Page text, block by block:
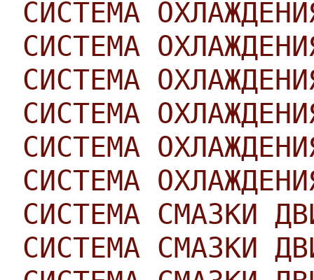
СИСТЕМА
СИСТЕМА
СИСТЕМА
СИСТЕМА
СИСТЕМА
СИСТЕМА
СИСТЕМА СМАЗКИ
СИСТЕМА СМАЗКИ